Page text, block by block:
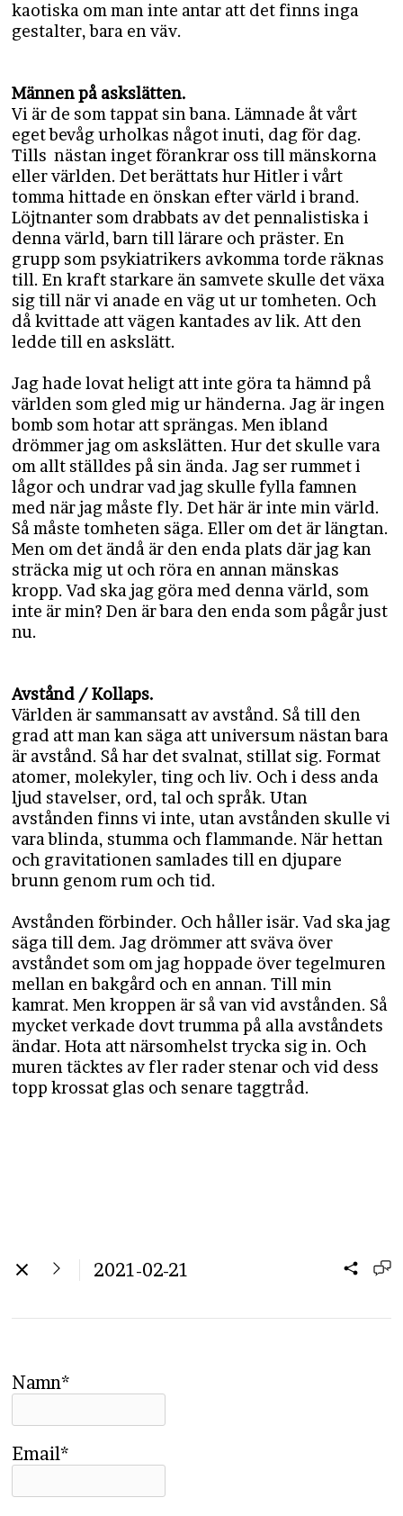
kaotiska om man inte antar att det finns inga
gestalter, bara en väv.
Männen på askslätten.
Vi är de som tappat sin bana. Lämnade åt vårt
eget bevåg urholkas något inuti, dag för dag.
Tills nästan inget förankrar oss till mänskorna
eller världen. Det berättats hur Hitler i vårt
tomma hittade en önskan efter värld i brand.
Löjtnanter som drabbats av det pennalistiska i
denna värld, barn till lärare och präster. En
grupp som psykiatrikers avkomma torde räknas
till. En kraft starkare än samvete skulle det växa
sig till när vi anade en väg ut ur tomheten. Och
då kvittade att vägen kantades av lik. Att den
ledde till en askslätt.
Jag hade lovat heligt att inte göra ta hämnd på
världen som gled mig ur händerna. Jag är ingen
bomb som hotar att sprängas. Men ibland
drömmer jag om askslätten. Hur det skulle vara
om allt ställdes på sin ända. Jag ser rummet i
lågor och undrar vad jag skulle fylla famnen
med när jag måste fly. Det här är inte min värld.
Så måste tomheten säga. Eller om det är längtan.
Men om det ändå är den enda plats där jag kan
sträcka mig ut och röra en annan mänskas
kropp. Vad ska jag göra med denna värld, som
inte är min? Den är bara den enda som pågår just
nu.
Avstånd / Kollaps.
Världen är sammansatt av avstånd. Så till den
grad att man kan säga att universum nästan bara
är avstånd. Så har det svalnat, stillat sig. Format
atomer, molekyler, ting och liv. Och i dess anda
ljud stavelser, ord, tal och språk. Utan
avstånden finns vi inte, utan avstånden skulle vi
vara blinda, stumma och flammande. När hettan
och gravitationen samlades till en djupare
brunn genom rum och tid.
Avstånden förbinder. Och håller isär. Vad ska jag
säga till dem. Jag drömmer att sväva över
avståndet som om jag hoppade över tegelmuren
mellan en bakgård och en annan. Till min
kamrat. Men kroppen är så van vid avstånden. Så
mycket verkade dovt trumma på alla avståndets
ändar. Hota att närsomhelst trycka sig in. Och
muren täcktes av fler rader stenar och vid dess
topp krossat glas och senare taggtråd.
2021-02-21
Namn*
Email*